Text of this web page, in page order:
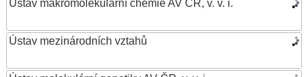
Ústav makromolekulární chemie AV ČR, v. v. i.
Ústav mezinárodních vztahů